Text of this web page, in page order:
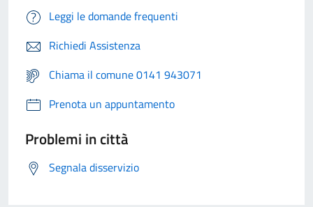
Leggi le domande frequenti
Richiedi Assistenza
Chiama il comune 0141 943071
Prenota un appuntamento
Problemi in città
Segnala disservizio